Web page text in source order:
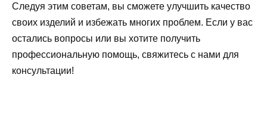
Следуя этим советам, вы сможете улучшить качество
своих изделий и избежать многих проблем. Если у вас
остались вопросы или вы хотите получить
профессиональную помощь, свяжитесь с нами для
консультации!